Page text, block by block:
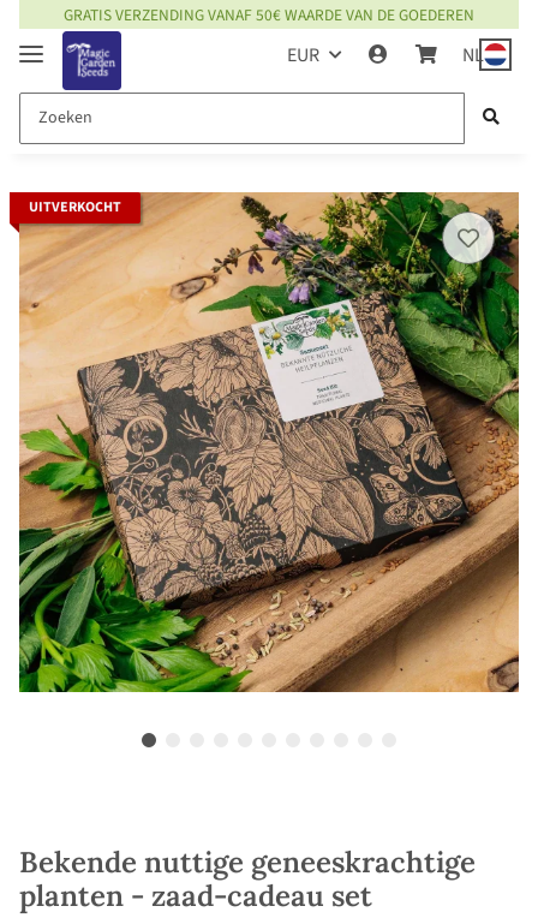
GRATIS VERZENDING VANAF 50€ WAARDE VAN DE GOEDEREN
EUR NL
UITVERKOCHT
Bekende nuttige geneeskrachtige
planten - zaad-cadeau set